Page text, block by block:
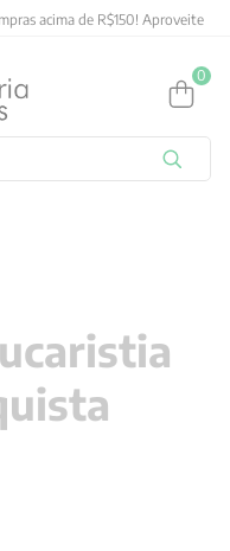
de R$150! Aproveite
0